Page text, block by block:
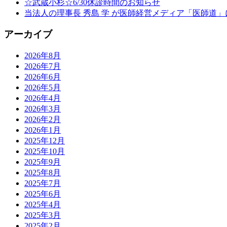
☆武蔵小杉☆6/30休診時間のお知らせ
当法人の理事長 秀島 学 が医師経営メディア「医師道
アーカイブ
2026年8月
2026年7月
2026年6月
2026年5月
2026年4月
2026年3月
2026年2月
2026年1月
2025年12月
2025年10月
2025年9月
2025年8月
2025年7月
2025年6月
2025年4月
2025年3月